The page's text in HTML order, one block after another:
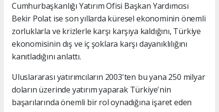
Cumhurbaşkanlığı Yatırım Ofisi Başkan Yardımcısı
Bekir Polat ise son yıllarda küresel ekonominin önemli
zorluklarla ve krizlerle karşı karşıya kaldığını, Türkiye
ekonomisinin dış ve iç şoklara karşı dayanıklılığını
kanıtladığını anlattı.
Uluslararası yatırımcıların 2003'ten bu yana 250 milyar
doların üzerinde yatırım yaparak Türkiye'nin
başarılarında önemli bir rol oynadığına işaret eden